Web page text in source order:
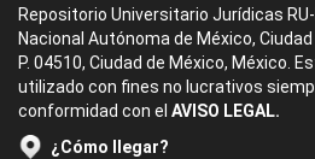
Repositorio Universitario Jurídicas
Nacional Autónoma de México,
P. 04510, Ciudad de México, México.
utilizado con fines no lucrativos
conformidad con el AVISO LEGAL.
¿Cómo llegar?